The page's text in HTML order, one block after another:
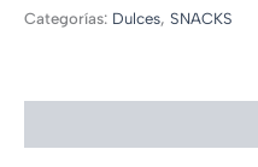
Categorías: Dulces, SNACKS